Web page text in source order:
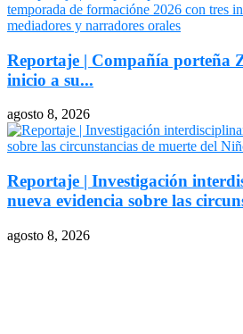
Reportaje | Compañía porteña
inicio a su...
agosto 8, 2026
Reportaje | Investigación
nueva evidencia sobre las
agosto 8, 2026